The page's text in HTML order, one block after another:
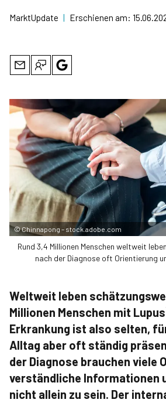
MarktUpdate | Erschienen am:
©Chinnapong – stock.adobe.com
Rund 3,4 Millionen Menschen weltweit
nach der Diagnose oft Orientierung
Weltweit leben
Millionen Menschen mit Lupus
Erkrankung ist also selten,
Alltag aber oft ständig
der Diagnose brauchen viele
verständliche Informationen
nicht allein zu sein. Der